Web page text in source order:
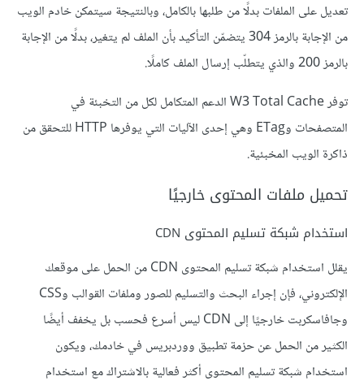
تعديل على الملفات بدلًا من طلبها بالكامل، وبالنتيجة سيتمكن خادم الويب
من الإجابة بالرمز 304 يتضمّن التأكيد بأن الملف لم يتغير، بدلًا من الإجابة
بالرمز 200 والذي يتطلّب إرسال الملف كاملًا.
توفر W3 Total Cache الدعم المتكامل لكل من التخبئة في
المتصفحات وETag وهي إحدى الآليات التي يوفرها HTTP للتحقق من
ذاكرة الويب المخبئية.
تحميل ملفات المحتوى خارجيًا
استخدام شبكة تسليم المحتوى CDN
يقلل استخدام شبكة تسليم المحتوى CDN من الحمل على موقعك
الإلكتروني، فإن إجراء البحث والتسليم للصور وملفات القوالب وCSS
وجافاسكربت خارجيًا إلى CDN ليس أسرع فحسب بل يخفف أيضًا
الكثير من الحمل عن حزمة تطبيق ووردبريس في خادمك، ويكون
استخدام شبكة تسليم المحتوى أكثر فعالية بالاشتراك مع استخدام